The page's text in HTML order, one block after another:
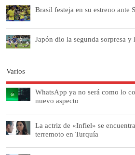
Brasil festeja en su estreno ante
Japón dio la segunda sorpresa y
Varios
WhatsApp ya no será como lo
nuevo aspecto
La actriz de «Infiel» se
terremoto en Turquía